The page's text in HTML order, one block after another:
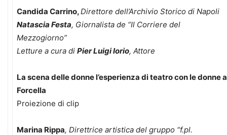
Candida Carrino,Direttore dell’Archivio Storico di Napoli
Natascia Festa, Giornalista de “Il Corriere del
Mezzogiorno”
Letture a cura di Pier Luigi Iorio, Attore
La scena delle donne l’esperienza di teatro con le donne a
Forcella
Proiezione di clip
Marina Rippa, Direttrice artistica del gruppo “f.pl.